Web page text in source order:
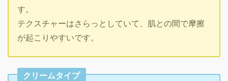
す。
テクスチャーはさらっとしていて、肌との間で摩擦
が起こりやすいです。
クリームタイプ